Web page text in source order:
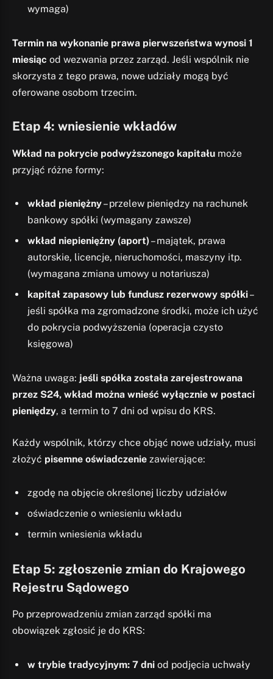
wymaga)
Termin na wykonanie prawa pierwszeństwa wynosi 1
miesiąc od wezwania przez zarząd. Jeśli wspólnik nie
skorzysta z tego prawa, nowe udziały mogą być
oferowane osobom trzecim.
Etap 4: wniesienie wkładów
Wkład na pokrycie podwyższonego kapitału może
przyjąć różne formy:
wkład pieniężny– przelew pieniędzy na rachunek
bankowy spółki (wymagany zawsze)
wkład niepieniężny (aport) – majątek, prawa
autorskie, licencje, nieruchomości, maszyny itp.
(wymagana zmiana umowy u notariusza)
kapitał zapasowy lub fundusz rezerwowy spółki–
jeśli spółka ma zgromadzone środki, może ich użyć
do pokrycia podwyższenia (operacja czysto
księgowa)
Ważna uwaga: jeśli spółka została zarejestrowana
przez S24, wkład można wnieść wyłącznie w postaci
pieniędzy, a termin to 7 dni od wpisu do KRS.
Każdy wspólnik, którzy chce objąć nowe udziały, musi
złożyć pisemne oświadczenie zawierające:
zgodę na objęcie określonej liczby udziałów
oświadczenie o wniesieniu wkładu
termin wniesienia wkładu
Etap 5: zgłoszenie zmian do Krajowego
Rejestru Sądowego
Po przeprowadzeniu zmian zarząd spółki ma
obowiązek zgłosić je do KRS:
w trybie tradycyjnym: 7 dni od podjęcia uchwały